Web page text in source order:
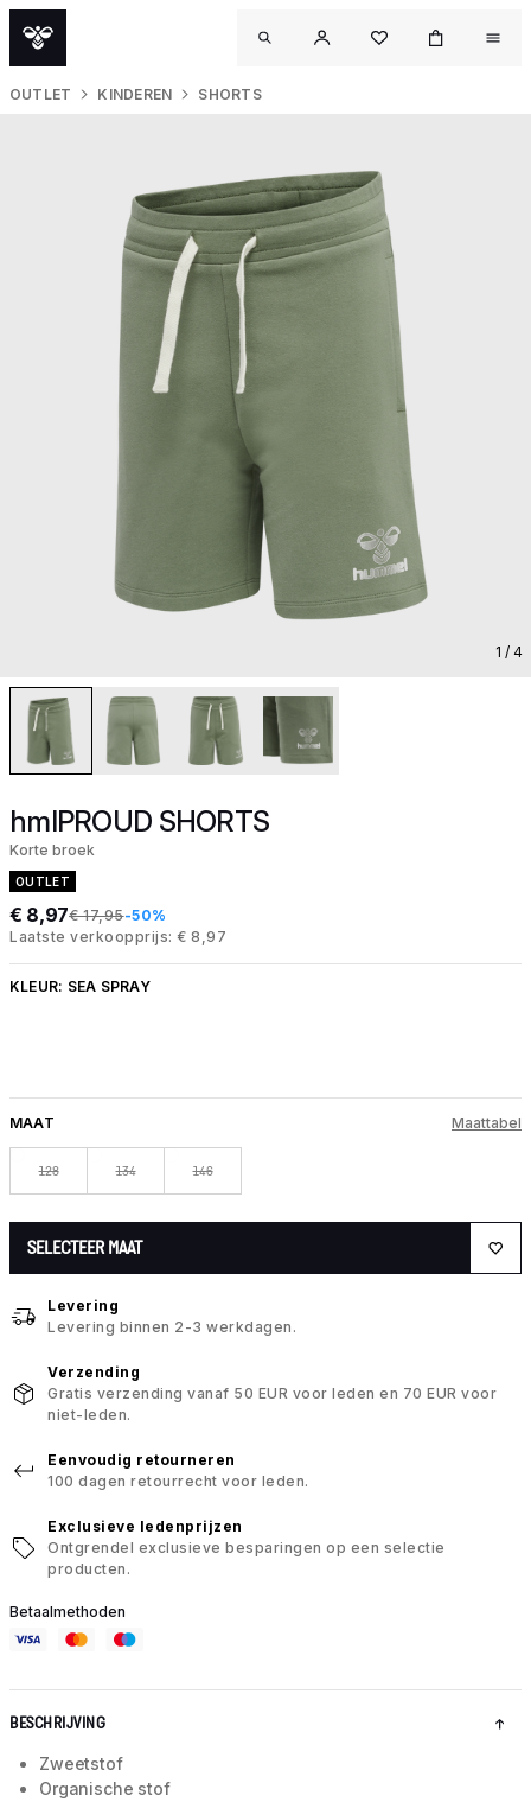
OUTLET KINDEREN SHORTS
1 / 4
hmlPROUD SHORTS
Korte broek
OUTLET
€ 8,97€ 17,95-50%
Laatste verkoopprijs: € 8,97
KLEUR: SEA SPRAY
MAAT Maattabel
128 134 146
SELECTEER MAAT
Levering
Levering binnen 2-3 werkdagen.
Verzending
Gratis verzending vanaf 50 EUR voor leden en 70 EUR voor
niet-leden.
Eenvoudig retourneren
100 dagen retourrecht voor leden.
Exclusieve ledenprijzen
Ontgrendel exclusieve besparingen op een selectie
producten.
Betaalmethoden
BESCHRIJVING
Zweetstof
Organische stof